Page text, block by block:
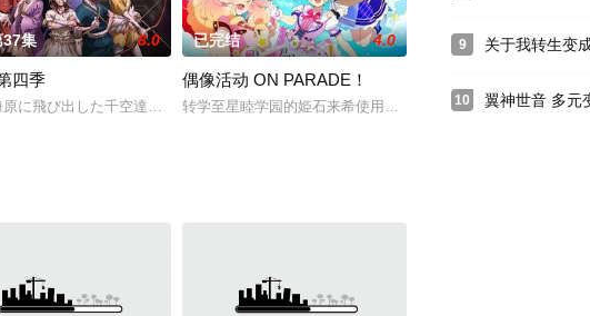
势力并未降伏继续在各地与地球联邦军发
递被叫做“口寄”能力的崔树深小姬。她在sm俱乐部以sm女王的身份工作
37集 8.0
四季
に飛び出した千空達の旅路をお楽しみに‼
已完结 4.0
偶像活动 ON PARADE！
转学至星睦学园的姫石来希使用了姐姐们给的“Aikatsu Pass”进
9 关于我转生变成
10 翼神世音 多元